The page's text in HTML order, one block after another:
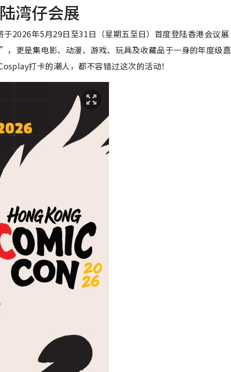
私人珍藏
湾仔会展
于2026年5月29日至31日（星期五至日）首度登陆香港会议展
更是集电影、动漫、游戏、玩具及收藏品于一身的年度级嘉
打卡的潮人，都不容错过这次的活动！